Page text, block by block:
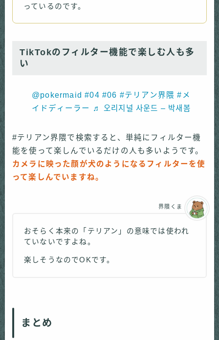
っているのです。
TikTokのフィルター機能で楽しむ人も多
い
@pokermaid #04 #06 #テリアン界隈 #メ
イドディーラー
♬ 오리지널 사운드 – 박새봄
#テリアン界隈で検索すると、単純にフィルター機
能を使って楽しんでいるだけの人も多いようです。
カメラに映った顔が犬のようになるフィルターを使
って楽しんでいますね。
おそらく本来の「テリアン」の意味では使われ
ていないですよね。
楽しそうなのでOKです。
界隈くま
まとめ